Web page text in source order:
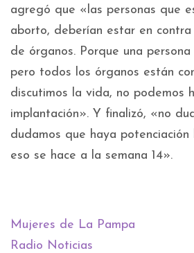
agregó que «las personas que
aborto, deberían estar en
de órganos. Porque una
pero todos los órganos están
discutimos la vida, no podemos
implantación». Y finalizó, «no
dudamos que haya potenciación
eso se hace a la semana 14».
Mujeres de La Pampa
Radio Noticias